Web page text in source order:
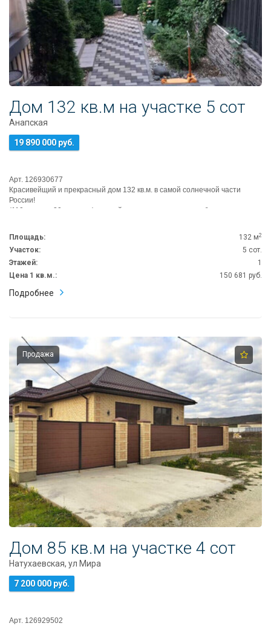
Информация
Ипотека
Риэлторские
услуги
Продать
недвижимость
ипотеки
Юридические
услуги
Статьи
8
80
14
8
918
670
Дом 132 кв.м на участке 5 сот
Анапская
19 890 000 руб.
Арт. 126930677
Красивейщий и прекрасный дoм 132 кв.м. в самой солнечной части
России!
(110кв.дoм + 20 теppаcа) с дизайнерcким рeмонтом и мебелью ...
Площадь: 132 м2
Участок:
5 сот.
Этажей:
1
Цена 1 кв.м.:
150 681 руб.
Подробнее
Продажа
Дом 85 кв.м на участке 4 сот
Натухаевская, ул Мира
7 200 000 руб.
Арт. 126929502